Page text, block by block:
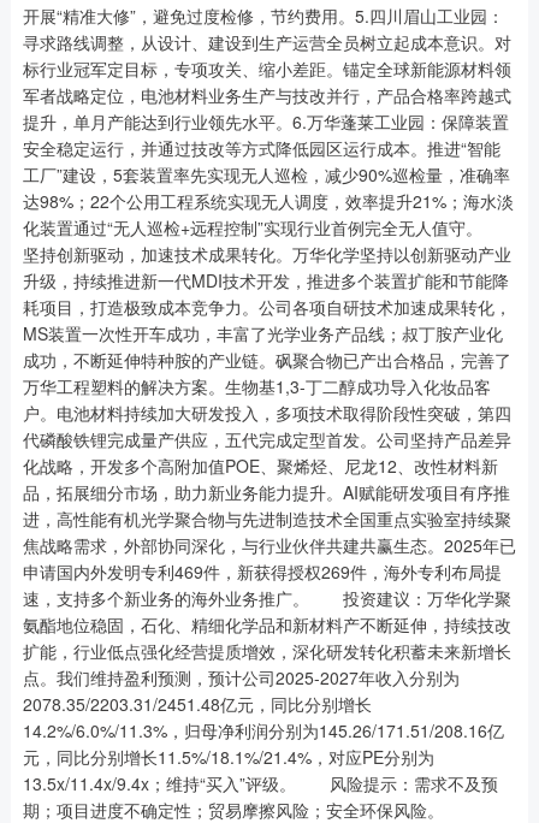
开展“精准大修”，避免过度检修，节约费用。5.四川眉山工业园：
寻求路线调整，从设计、建设到生产运营全员树立起成本意识。对
标行业冠军定目标，专项攻关、缩小差距。锚定全球新能源材料领
军者战略定位，电池材料业务生产与技改并行，产品合格率跨越式
提升，单月产能达到行业领先水平。6.万华蓬莱工业园：保障装置
安全稳定运行，并通过技改等方式降低园区运行成本。推进“智能
工厂”建设，5套装置率先实现无人巡检，减少90%巡检量，准确率
达98%；22个公用工程系统实现无人调度，效率提升21%；海水淡
化装置通过“无人巡检+远程控制”实现行业首例完全无人值守。
坚持创新驱动，加速技术成果转化。万华化学坚持以创新驱动产业
升级，持续推进新一代MDI技术开发，推进多个装置扩能和节能降
耗项目，打造极致成本竞争力。公司各项自研技术加速成果转化，
MS装置一次性开车成功，丰富了光学业务产品线；叔丁胺产业化
成功，不断延伸特种胺的产业链。砜聚合物已产出合格品，完善了
万华工程塑料的解决方案。生物基1,3-丁二醇成功导入化妆品客
户。电池材料持续加大研发投入，多项技术取得阶段性突破，第四
代磷酸铁锂完成量产供应，五代完成定型首发。公司坚持产品差异
化战略，开发多个高附加值POE、聚烯烃、尼龙12、改性材料新
品，拓展细分市场，助力新业务能力提升。AI赋能研发项目有序推
进，高性能有机光学聚合物与先进制造技术全国重点实验室持续聚
焦战略需求，外部协同深化，与行业伙伴共建共赢生态。2025年已
申请国内外发明专利469件，新获得授权269件，海外专利布局提
速，支持多个新业务的海外业务推广。 投资建议：万华化学聚
氨酯地位稳固，石化、精细化学品和新材料产不断延伸，持续技改
扩能，行业低点强化经营提质增效，深化研发转化积蓄未来新增长
点。我们维持盈利预测，预计公司2025-2027年收入分别为
2078.35/2203.31/2451.48亿元，同比分别增长
14.2%/6.0%/11.3%，归母净利润分别为145.26/171.51/208.16亿
元，同比分别增长11.5%/18.1%/21.4%，对应PE分别为
13.5x/11.4x/9.4x；维持“买入”评级。 风险提示：需求不及预
期；项目进度不确定性；贸易摩擦风险；安全环保风险。